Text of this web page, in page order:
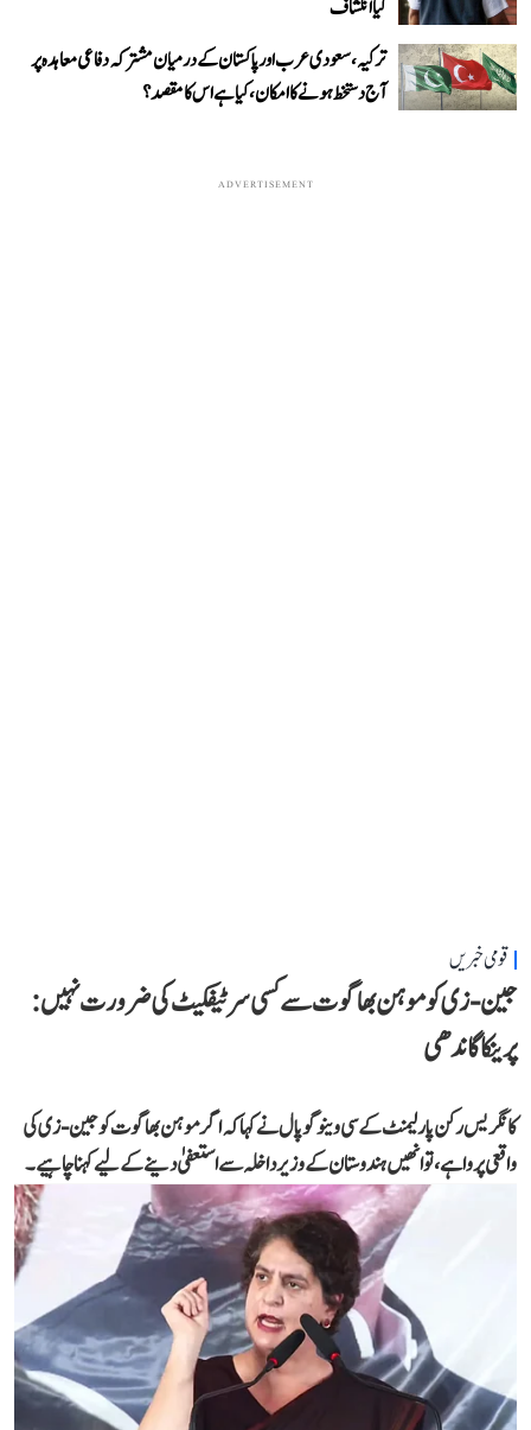
کیا انکشاف
ترکیہ، سعودی عرب اور پاکستان کے درمیان مشترکہ دفاعی معاہدہ پر
آج دستخط ہونے کا امکان، کیا ہے اس کا مقصد؟
ADVERTISEMENT
قومی خبریں
جین-زی کو موہن بھاگوت سے کسی سرٹیفکیٹ کی ضرورت نہیں:
پرینکا گاندھی
کانگریس رکن پارلیمنٹ کے سی وینوگوپال نے کہا کہ اگر موہن بھاگوت کو جین-زی کی
واقعی پروا ہے، تو انھیں ہندوستان کے وزیر داخلہ سے استعفیٰ دینے کے لیے کہنا چاہیے۔